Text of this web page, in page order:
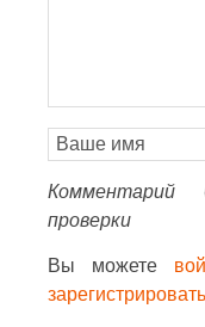
Комментарий
проверки
Вы можете